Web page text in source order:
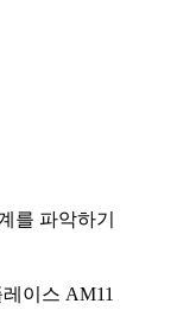
를 파악하기